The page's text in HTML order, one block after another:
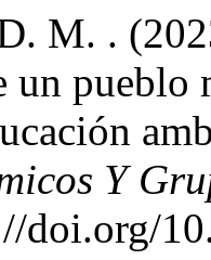
M. .
un pueblo
Y
doi.org/